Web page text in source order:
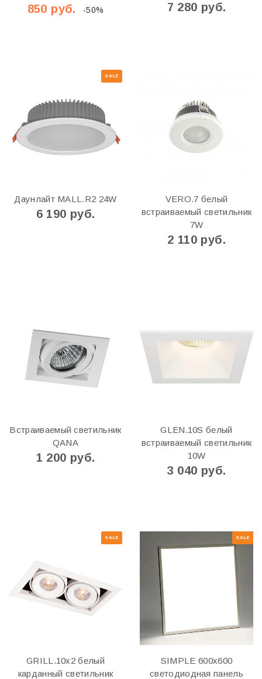
850 руб.
-50% 7 280 руб.
SALE
Даунлайт MALL.R2 24W
6 190 руб.
VERO.7 белый
встраиваемый светильник
7W
2 110 руб.
Встраиваемый светильник
QANA
1 200 руб.
GLEN.10S белый
встраиваемый светильник
10W
3 040 руб.
SALE
GRILL.10х2 белый
карданный светильник
SALE
SIMPLE 600x600
светодиодная панель